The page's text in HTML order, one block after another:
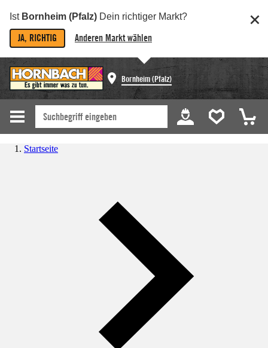
Ist Bornheim (Pfalz) Dein richtiger Markt?
JA, RICHTIG Anderen Markt wählen
Bornheim (Pfalz)
Startseite